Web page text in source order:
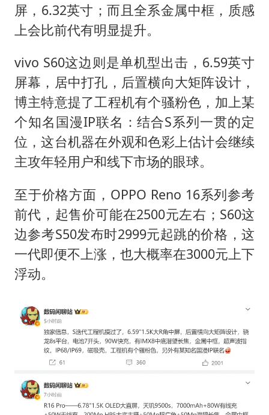
屏，6.32英寸；而且全系金属中框，质感
上会比前代有明显提升。
vivo S60这边则是单机型出击，6.59英寸
屏幕，居中打孔，后置横向大矩阵设计，
博主特意提了工程机有个骚粉色，加上某
个知名国漫IP联名：结合S系列一贯的定
位，这台机器在外观和色彩上估计会继续
主攻年轻用户和线下市场的眼球。
至于价格方面，OPPO Reno 16系列参考
前代，起售价可能在2500元左右；S60这
边参考S50发布时2999元起跳的价格，这
一代即便不上涨，也大概率在3000元上下
浮动。